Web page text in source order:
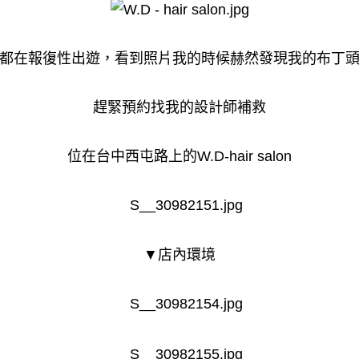
在報復性出遊，看到照片我的時候赫然發現我的布丁
趕緊預約找我的設計師補救
位在台中西屯路上的W.D-hair salon
▼店內環境